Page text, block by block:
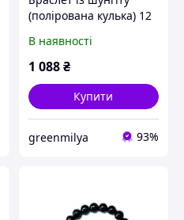
(полірована кулька) 12
В наявності
1 088₴
Купити
greenmilya 93%